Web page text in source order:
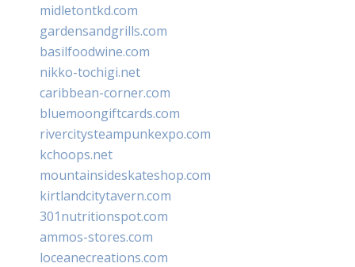
midletontkd.com
gardensandgrills.com
basilfoodwine.com
nikko-tochigi.net
caribbean-corner.com
bluemoongiftcards.com
rivercitysteampunkexpo.com
kchoops.net
mountainsideskateshop.com
kirtlandcitytavern.com
301nutritionspot.com
ammos-stores.com
loceanecreations.com